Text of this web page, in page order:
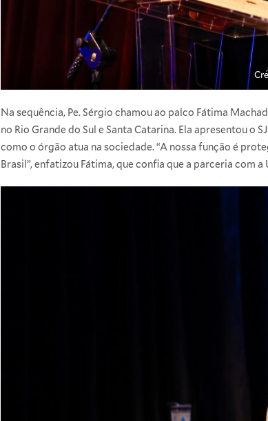
Na sequência, Pe. Sérgio chamou ao palco Fátima
no Rio Grande do Sul e Santa Catarina. Ela apresentou o
como o órgão atua na sociedade. “A nossa função é
Brasil”, enfatizou Fátima, que confia que a parceria com